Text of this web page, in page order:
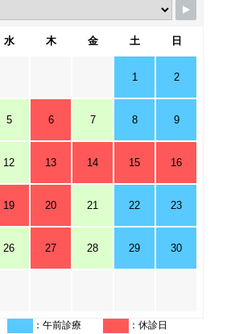
水 木 金 土 日
1 2
5 6 7 8 9
12 13 14 15 16
19 20 21 22 23
26 27 28 29 30
：午前診療 ：休診日